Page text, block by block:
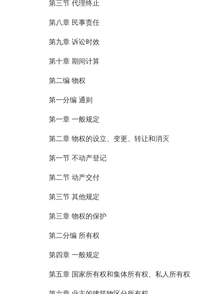
第三节 代理终止
第八章 民事责任
第九章 诉讼时效
第十章 期间计算
第二编 物权
第一分编 通则
第一章 一般规定
第二章 物权的设立、变更、转让和消灭
第一节 不动产登记
第二节 动产交付
第三节 其他规定
第三章 物权的保护
第二分编 所有权
第四章 一般规定
第五章 国家所有权和集体所有权、私人所有权